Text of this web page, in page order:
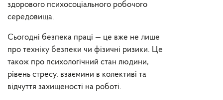
здорового психосоціального робочого
середовища.
Сьогодні безпека праці — це вже не лише
про техніку безпеки чи фізичні ризики. Це
також про психологічний стан людини,
рівень стресу, взаємини в колективі та
відчуття захищеності на роботі.